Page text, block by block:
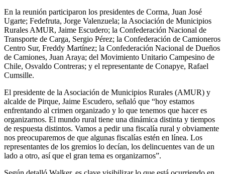
En la reunión participaron los presidentes de Corma, Juan José
Ugarte; Fedefruta, Jorge Valenzuela; la Asociación de Municipios
Rurales AMUR, Jaime Escudero; la Confederación Nacional de
Transporte de Carga, Sergio Pérez; la Confederación de Camioneros
Centro Sur, Freddy Martínez; la Confederación Nacional de Dueños
de Camiones, Juan Araya; del Movimiento Unitario Campesino de
Chile, Osvaldo Contreras; y el representante de Conapye, Rafael
Cumsille.
El presidente de la Asociación de Municipios Rurales (AMUR) y
alcalde de Pirque, Jaime Escudero, señaló que “hoy estamos
enfrentando al crimen organizado y lo que tenemos que hacer es
organizarnos. El mundo rural tiene una dinámica distinta y tiempos
de respuesta distintos. Vamos a pedir una fiscalía rural y obviamente
nos preocuparemos de que algunas fiscalías estén en línea. Los
representantes de los gremios lo decían, los delincuentes van de un
lado a otro, así que el gran tema es organizarnos”.